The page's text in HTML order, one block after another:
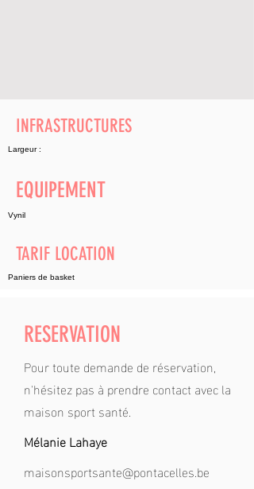
INFRASTRUCTURES
Largeur :
EQUIPEMENT
Vynil
TARIF LOCATION
Paniers de basket
RESERVATION
Pour toute demande de réservation,
n'hésitez pas à prendre contact avec la
maison sport santé.
Mélanie Lahaye
maisonsportsante@pontacelles.be